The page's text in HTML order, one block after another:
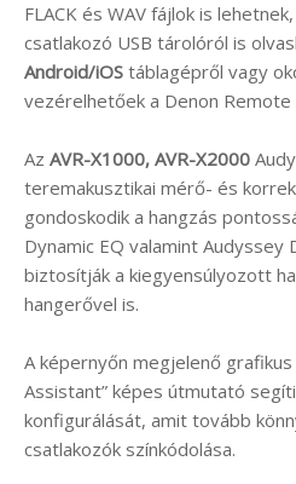
FLACK és WAV fájlok is
csatlakozó USB tárolóról is
Android/iOS táblagépről vagy
vezérelhetőek a Denon Remote
Az AVR-X1000, AVR-X2000
teremakusztikai mérő- és
gondoskodik a hangzás
Dynamic EQ valamint Audyssey
biztosítják a kiegyensúlyozott
hangerővel is.
A képernyőn megjelenő
Assistant” képes útmutató
konfigurálását, amit tovább
csatlakozók színkódolása.